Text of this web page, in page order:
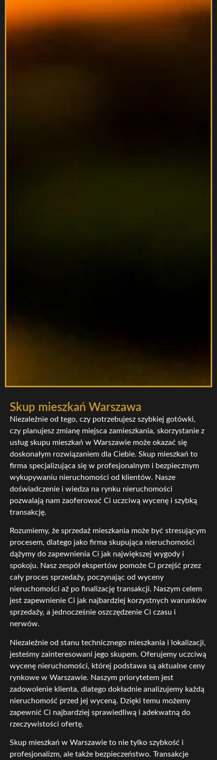
Skup mieszkań Warszawa
Niezależnie od tego, czy potrzebujesz szybkiej gotówki,
czy planujesz zmianę miejsca zamieszkania, skorzystanie z
usług skupu mieszkań w Warszawie może okazać się
doskonałym rozwiązaniem dla Ciebie. Skup mieszkań to
firma specjalizująca się w profesjonalnym i bezpiecznym
wykupywaniu nieruchomości od klientów. Nasze
doświadczenie i wiedza na rynku nieruchomości
pozwalają nam zaoferować Ci uczciwą wycenę i szybką
transakcję.
Rozumiemy, że sprzedaż mieszkania może być stresującym
procesem, dlatego jako firma skupująca nieruchomości
dążymy do zapewnienia Ci jak największej wygody i
spokoju. Nasz zespół ekspertów pomoże Ci przejść przez
cały proces sprzedaży, poczynając od wyceny
nieruchomości aż po finalizację transakcji. Naszym celem
jest zapewnienie Ci jak najbardziej korzystnych warunków
sprzedaży, a jednocześnie oszczędzenie Ci czasu i
nerwów.
Niezależnie od stanu technicznego mieszkania i lokalizacji,
jesteśmy zainteresowani jego skupem. Oferujemy uczciwą
wycenę nieruchomości, której podstawa są aktualne ceny
rynkowe w Warszawie. Naszym priorytetem jest
zadowolenie klienta, dlatego dokładnie analizujemy każdą
nieruchomość przed jej wyceną. Dzięki temu możemy
zapewnić Ci najbardziej sprawiedliwą i adekwatną do
rzeczywistości ofertę.
Skup mieszkań w Warszawie to nie tylko szybkość i
profesjonalizm, ale także bezpieczeństwo. Transakcje